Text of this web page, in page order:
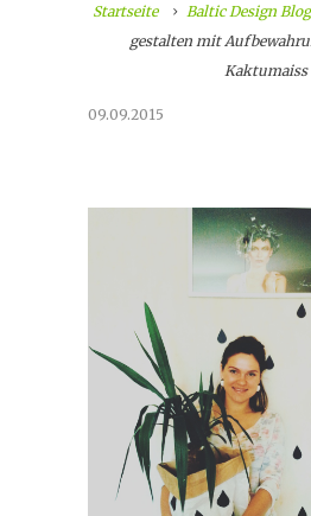
Startseite Baltic Design Blog
gestalten mit
Kaktumaiss
09.09.2015